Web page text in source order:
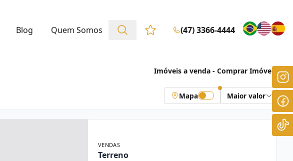
Blog Quem Somos Favoritos (0 itens)
(47) 3366-4444
Imóveis a venda - Comprar Imóveis
Mapa Maior valor
VENDAS
Terreno